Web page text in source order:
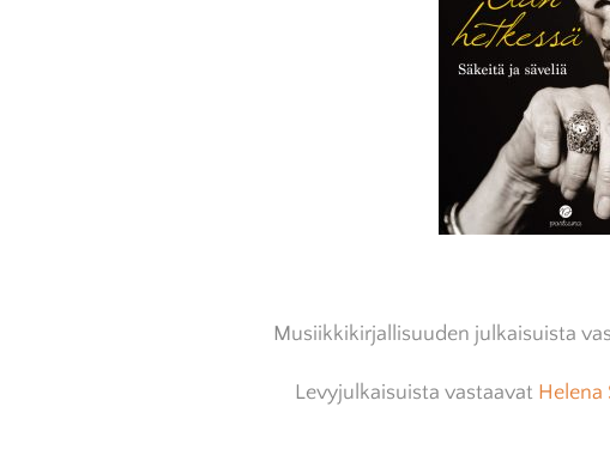
Musiikkikirjallisuuden julkaisuista
Levyjulkaisuista vastaavat Helena